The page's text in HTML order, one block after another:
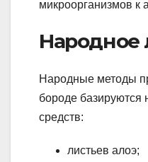
микроорганизмов к
Народное
Народные методы
бороде базируются
средств:
листьев алоэ;